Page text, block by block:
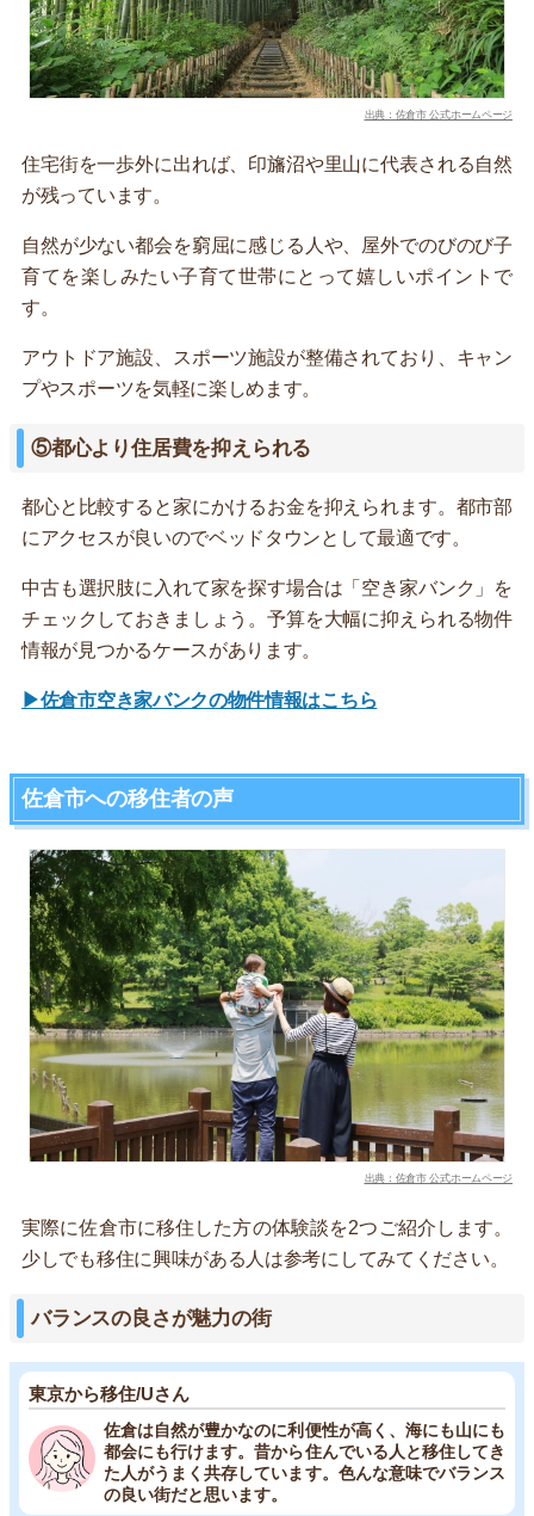
出典：佐倉市 公式ホームページ
住宅街を一歩外に出れば、印旛沼や里山に代表される自然
が残っています。
自然が少ない都会を窮屈に感じる人や、屋外でのびのび子
育てを楽しみたい子育て世帯にとって嬉しいポイントで
す。
アウトドア施設、スポーツ施設が整備されており、キャン
プやスポーツを気軽に楽しめます。
⑤都心より住居費を抑えられる
都心と比較すると家にかけるお金を抑えられます。都市部
にアクセスが良いのでベッドタウンとして最適です。
中古も選択肢に入れて家を探す場合は「空き家バンク」を
チェックしておきましょう。予算を大幅に抑えられる物件
情報が見つかるケースがあります。
▶佐倉市空き家バンクの物件情報はこちら
佐倉市への移住者の声
出典：佐倉市 公式ホームページ
実際に佐倉市に移住した方の体験談を2つご紹介します。
少しでも移住に興味がある人は参考にしてみてください。
バランスの良さが魅力の街
東京から移住/Uさん
佐倉は自然が豊かなのに利便性が高く、海にも山にも
都会にも行けます。昔から住んでいる人と移住してき
た人がうまく共存しています。色んな意味でバランス
の良い街だと思います。